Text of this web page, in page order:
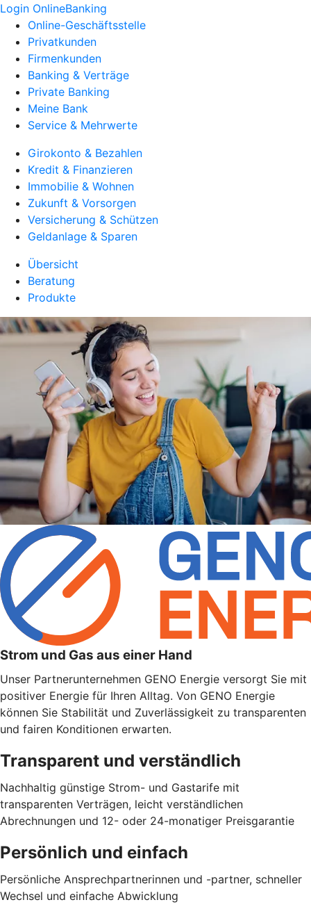
Login OnlineBanking
Online-Geschäftsstelle
Privatkunden
Firmenkunden
Banking & Verträge
Private Banking
Meine Bank
Service & Mehrwerte
Girokonto & Bezahlen
Kredit & Finanzieren
Immobilie & Wohnen
Zukunft & Vorsorgen
Versicherung & Schützen
Geldanlage & Sparen
Übersicht
Beratung
Produkte
Strom und Gas aus einer Hand
Unser Partnerunternehmen GENO Energie versorgt Sie mit
positiver Energie für Ihren Alltag. Von GENO Energie
können Sie Stabilität und Zuverlässigkeit zu transparenten
und fairen Konditionen erwarten.
Transparent und verständlich
Nachhaltig günstige Strom- und Gastarife mit
transparenten Verträgen, leicht verständlichen
Abrechnungen und 12- oder 24-monatiger Preisgarantie
Persönlich und einfach
Persönliche Ansprechpartnerinnen und -partner, schneller
Wechsel und einfache Abwicklung